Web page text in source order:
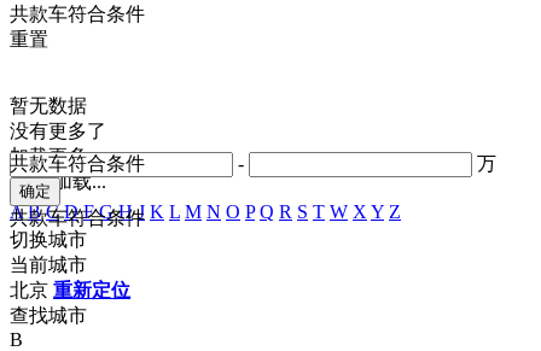
- 万
共款车符合条件
共款车符合条件
共款车符合条件
重置
暂无数据
没有更多了
加载更多
正在加载...
A B C D F G H J K L M N O P Q R S T W X Y Z
切换城市
当前城市
北京 重新定位
查找城市
B